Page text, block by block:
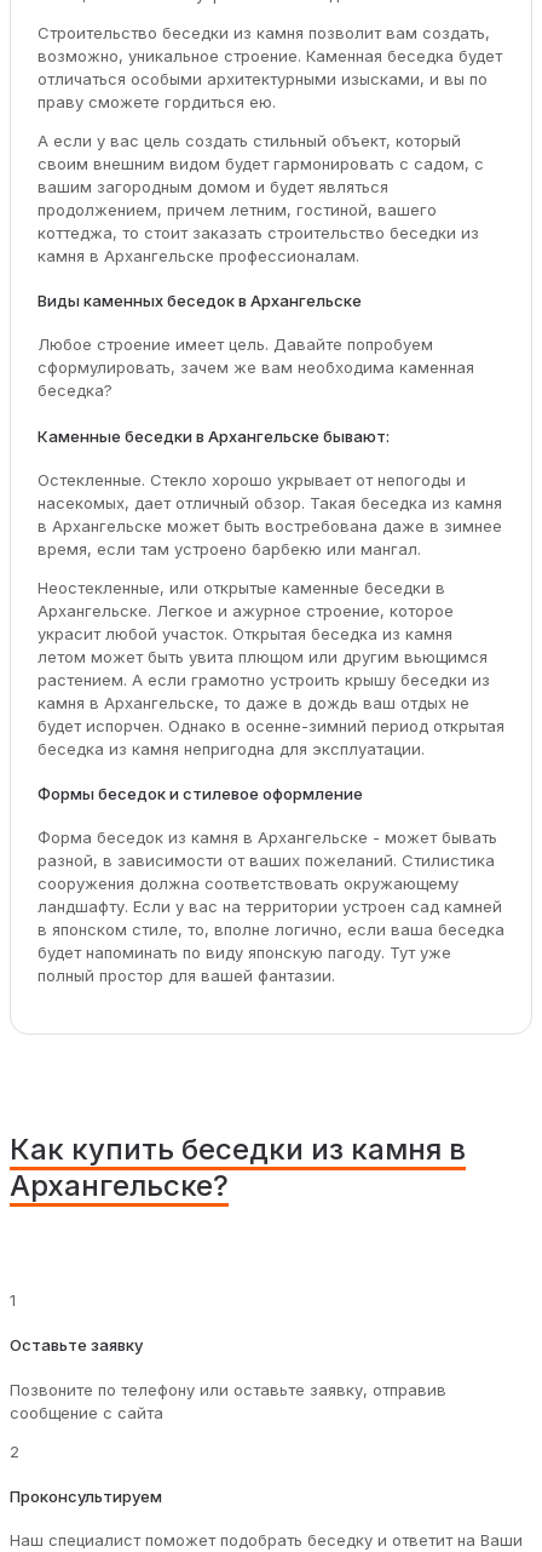
Строительство беседки из камня позволит вам создать,
возможно, уникальное строение. Каменная беседка будет
отличаться особыми архитектурными изысками, и вы по
праву сможете гордиться ею.
А если у вас цель создать стильный объект, который
своим внешним видом будет гармонировать с садом, с
вашим загородным домом и будет являться
продолжением, причем летним, гостиной, вашего
коттеджа, то стоит заказать строительство беседки из
камня в Архангельске профессионалам.
Виды каменных беседок в Архангельске
Любое строение имеет цель. Давайте попробуем
сформулировать, зачем же вам необходима каменная
беседка?
Каменные беседки в Архангельске бывают:
Остекленные. Стекло хорошо укрывает от непогоды и
насекомых, дает отличный обзор. Такая беседка из камня
в Архангельске может быть востребована даже в зимнее
время, если там устроено барбекю или мангал.
Неостекленные, или открытые каменные беседки в
Архангельске. Легкое и ажурное строение, которое
украсит любой участок. Открытая беседка из камня
летом может быть увита плющом или другим вьющимся
растением. А если грамотно устроить крышу беседки из
камня в Архангельске, то даже в дождь ваш отдых не
будет испорчен. Однако в осенне-зимний период открытая
беседка из камня непригодна для эксплуатации.
Формы беседок и стилевое оформление
Форма беседок из камня в Архангельске - может бывать
разной, в зависимости от ваших пожеланий. Стилистика
сооружения должна соответствовать окружающему
ландшафту. Если у вас на территории устроен сад камней
в японском стиле, то, вполне логично, если ваша беседка
будет напоминать по виду японскую пагоду. Тут уже
полный простор для вашей фантазии.
Как купить беседки из камня в
Архангельске?
1
Оставьте заявку
Позвоните по телефону или оставьте заявку, отправив
сообщение с сайта
2
Проконсультируем
Наш специалист поможет подобрать беседку и ответит на Ваши